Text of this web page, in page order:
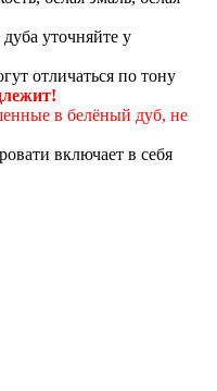
уточняйте у
отличаться по тону
в белёный дуб, не
включает в себя